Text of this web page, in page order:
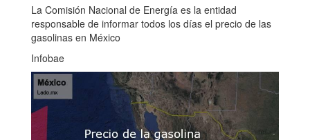
La Comisión Nacional de Energía es la entidad
responsable de informar todos los días el precio de las
gasolinas en México
Infobae